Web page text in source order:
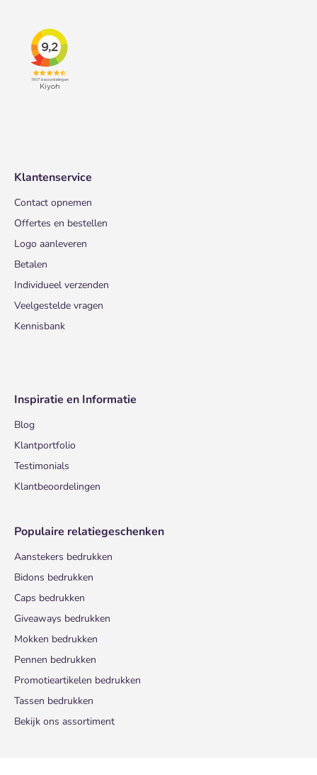
Klantenservice
Contact opnemen
Offertes en bestellen
Logo aanleveren
Betalen
Individueel verzenden
Veelgestelde vragen
Kennisbank
Inspiratie en Informatie
Blog
Klantportfolio
Testimonials
Klantbeoordelingen
Populaire relatiegeschenken
Aanstekers bedrukken
Bidons bedrukken
Caps bedrukken
Giveaways bedrukken
Mokken bedrukken
Pennen bedrukken
Promotieartikelen bedrukken
Tassen bedrukken
Bekijk ons assortiment